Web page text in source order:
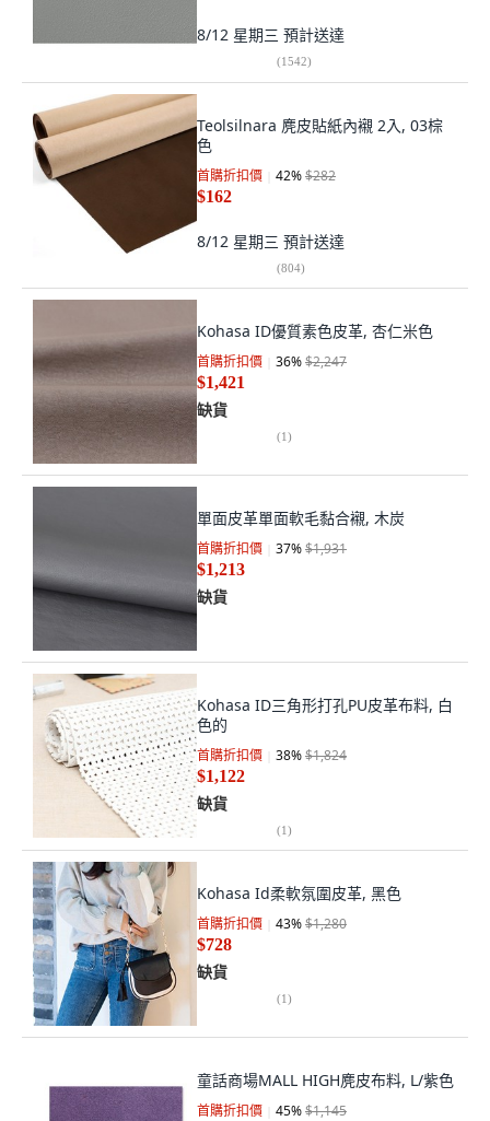
8/12 星期三 預計送達
(1542)
Teolsilnara 麂皮貼紙內襯 2入, 03棕
色
首購折扣價 42%$282
$162
8/12 星期三 預計送達
(804)
Kohasa ID優質素色皮革, 杏仁米色
首購折扣價 36%$2,247
$1,421
缺貨
(1)
單面皮革單面軟毛黏合襯, 木炭
首購折扣價 37%$1,931
$1,213
缺貨
Kohasa ID三角形打孔PU皮革布料, 白
色的
首購折扣價 38%$1,824
$1,122
缺貨
(1)
Kohasa Id柔軟氛圍皮革, 黑色
首購折扣價 43%$1,280
$728
缺貨
(1)
童話商場MALL HIGH麂皮布料, L/紫色
首購折扣價 45%$1,145